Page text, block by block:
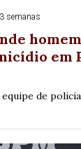
semanas
em
de